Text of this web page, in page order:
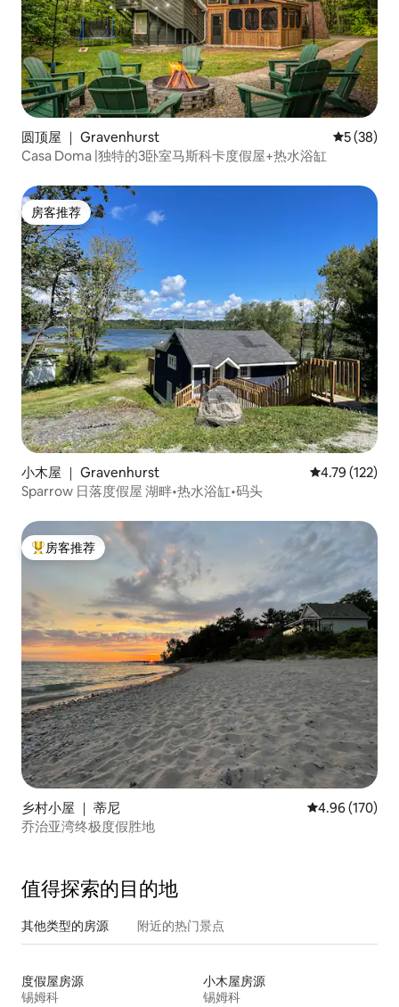
圆顶屋 ｜ Gravenhurst 平均评分
5 (38)
Casa Doma |独特的3卧室马斯科卡度假屋+热水浴缸
房客推荐
房客推荐
小木屋 ｜ Gravenhurst 平均评分 4.79
4.79 (122)
Sparrow 日落度假屋 湖畔•热水浴缸•码头
热门「房客推荐」
房客推荐
乡村小屋 ｜ 蒂尼 平均评分 4.96
4.96 (170)
乔治亚湾终极度假胜地
值得探索的目的地
其他类型的房源 附近的热门景点
度假屋房源
锡姆科
小木屋房源
锡姆科